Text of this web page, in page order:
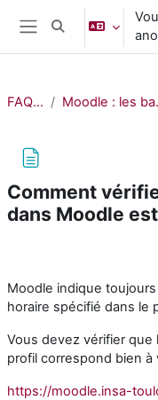
Passer au contenu
Panneau latéral
Activer/
FAQ Moodle
Comment
dans Moodle
Moodle indique
horaire spécifié dans le
Vous devez vérifier que
profil correspond bien
https://moodle.insa-